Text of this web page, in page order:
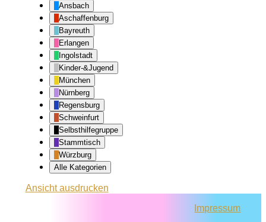
Ansbach
Aschaffenburg
Bayreuth
Erlangen
Ingolstadt
Kinder-&Jugend
München
Nürnberg
Regensburg
Schweinfurt
Selbsthilfegruppe
Stammtisch
Würzburg
Alle Kategorien
Ansichtausdrucken
Impressum